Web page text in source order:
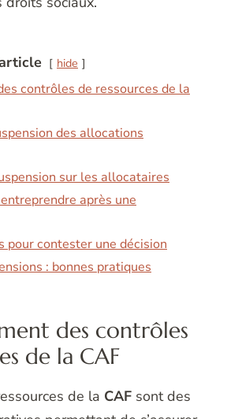
hide
contrôles de ressources de la
des allocations
sur les allocataires
après une
pour contester une décision
: bonnes pratiques
des contrôles
de la CAF
de la CAF sont des